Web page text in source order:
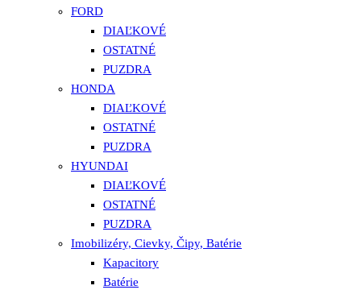
FORD
DIAĽKOVÉ
OSTATNÉ
PUZDRA
HONDA
DIAĽKOVÉ
OSTATNÉ
PUZDRA
HYUNDAI
DIAĽKOVÉ
OSTATNÉ
PUZDRA
Imobilizéry, Cievky, Čipy, Batérie
Kapacitory
Batérie